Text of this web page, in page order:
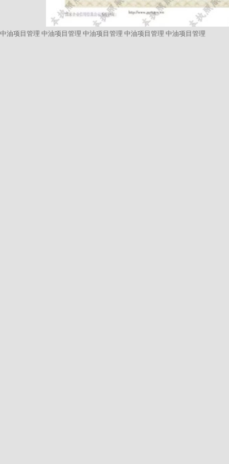
中油项目管理 中油项目管理 中油项目管理 中油项目管理 中油项目管理